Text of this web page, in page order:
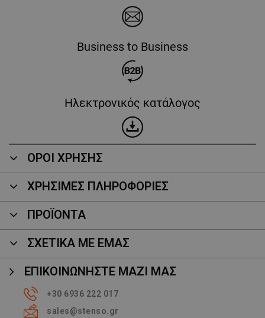
Business to Business
Ηλεκτρονικός κατάλογος
ΟΡΟΙ ΧΡΗΣΗΣ
ΧΡΗΣΙΜΕΣ ΠΛΗΡΟΦΟΡΙΕΣ
ΠΡΟΪΌΝΤΑ
ΣΧΕΤΙΚΑ ΜΕ ΕΜΑΣ
ΕΠΙΚΟΙΝΩΝΉΣΤΕ ΜΑΖΊ ΜΑΣ
+30 6936 222 017
sales@stenso.gr